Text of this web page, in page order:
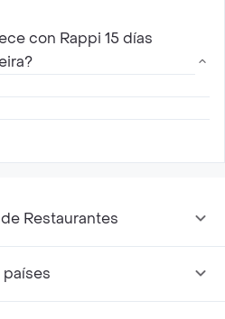
a domicilio en
que aparecen
consulta aquellos
y haz tu pedido
con Rappi 15 días
Heladería Bananas
Restaurantes